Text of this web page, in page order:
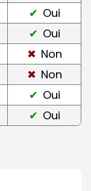
Oui
Oui
Non
Non
Oui
Oui